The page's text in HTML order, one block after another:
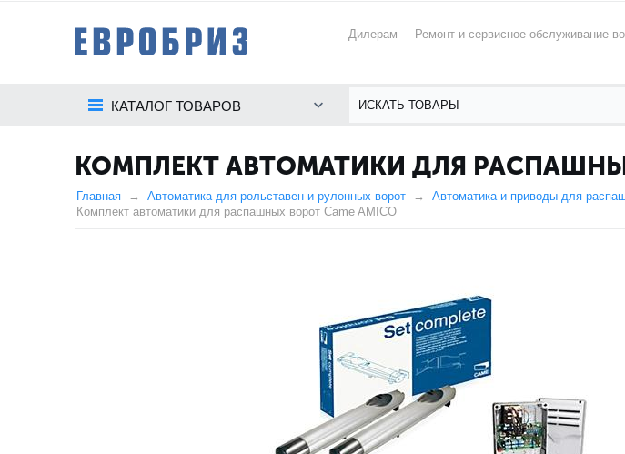
Дилерам Ремонт и сервисное обслуживание
КАТАЛОГ ТОВАРОВ
КОМПЛЕКТ АВТОМАТИКИ ДЛЯ
Главная Автоматика для рольставен и рулонных ворот Автоматика и приводы для
Комплект автоматики для распашных ворот Came AMICO